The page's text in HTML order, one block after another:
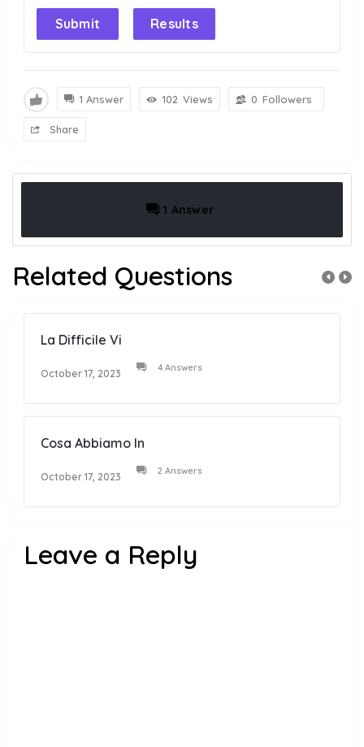
Submit Results
1 Answer 102 Views 0 Followers
Share
1 Answer
Related Questions
La Difficile Vi
October 17, 2023 4 Answers
Cosa Abbiamo In
October 17, 2023 2 Answers
Leave a Reply